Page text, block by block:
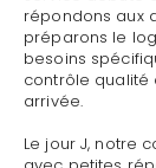
répondons aux
préparons le
besoins
contrôle qualité
arrivée.
Le jour J, notre